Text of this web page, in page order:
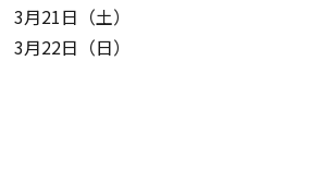
3月21日（土）
3月22日（日）